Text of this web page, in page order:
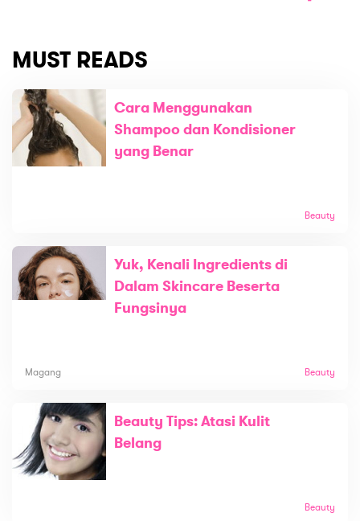
MUST READS
Cara Menggunakan
Shampoo dan Kondisioner
yang Benar
Beauty
Yuk, Kenali Ingredients di
Dalam Skincare Beserta
Fungsinya
Magang Beauty
Beauty Tips: Atasi Kulit
Belang
Beauty